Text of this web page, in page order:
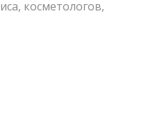
косметологов,